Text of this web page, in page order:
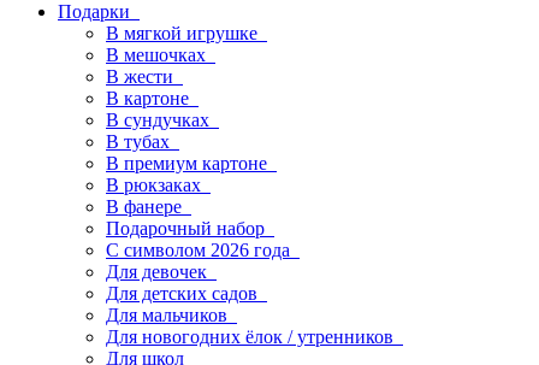
Подарки
В мягкой игрушке
В мешочках
В жести
В картоне
В сундучках
В тубах
В премиум картоне
В рюкзаках
В фанере
Подарочный набор
С символом 2026 года
Для девочек
Для детских садов
Для мальчиков
Для новогодних ёлок / утренников
Для школ